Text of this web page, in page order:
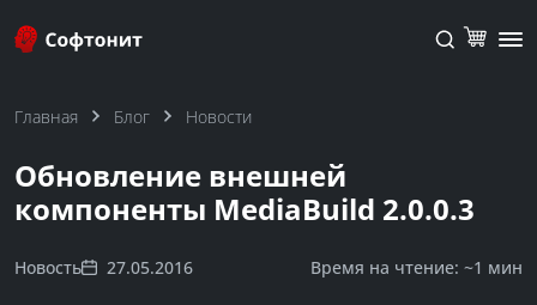
Главная Блог Новости
Обновление внешней
компоненты MediaBuild 2.0.0.3
Новость 27.05.2016 Время на чтение: ~1 мин